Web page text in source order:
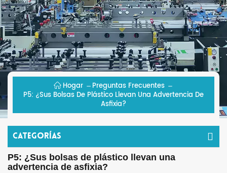
Hogar
Preguntas Frecuentes
P5: ¿Sus Bolsas De Plástico Llevan Una Advertencia De
Asfixia?
Categorías
P5: ¿Sus bolsas de plástico llevan una
advertencia de asfixia?